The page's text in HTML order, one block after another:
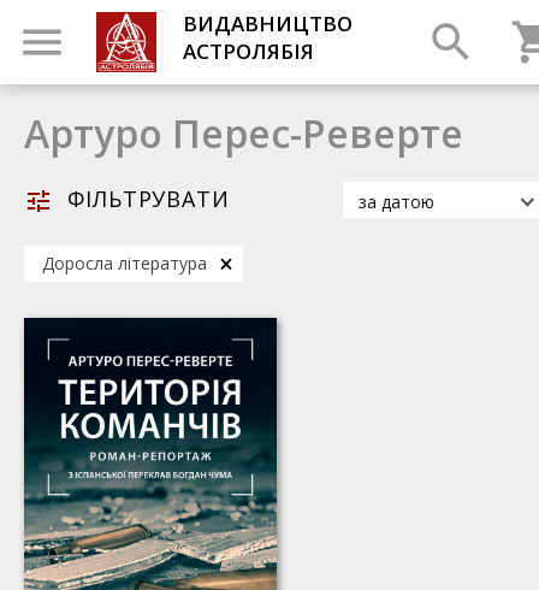
ВИДАВНИЦТВО
АСТРОЛЯБІЯ
Артуро Перес-Реверте
ФІЛЬТРУВАТИ
за датою
Доросла література